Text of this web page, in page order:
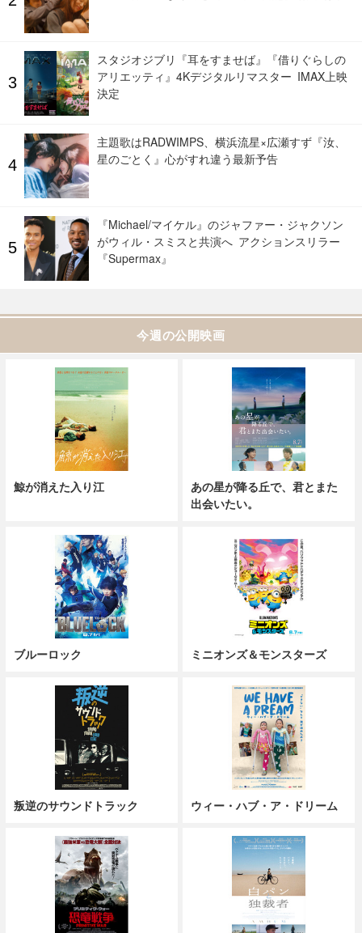
スタジオジブリ『耳をすませば』『借りぐらしの
アリエッティ』4Kデジタルリマスター IMAX上映
決定
主題歌はRADWIMPS、横浜流星×広瀬すず『汝、
星のごとく』心がすれ違う最新予告
『Michael/マイケル』のジャファー・ジャクソン
がウィル・スミスと共演へ アクションスリラー
『Supermax』
今週の公開映画
鯨が消えた入り江
あの星が降る丘で、君とまた
出会いたい。
ブルーロック ミニオンズ＆モンスターズ
叛逆のサウンドトラック ウィー・ハブ・ア・ドリーム